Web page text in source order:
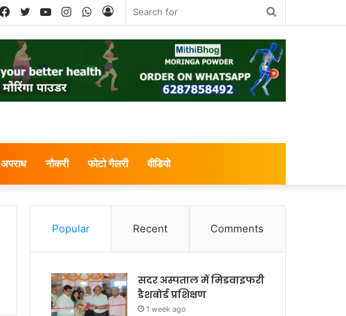
Log
WhatsApp
Instagram
YouTube
Twitter
Facebook
अपराध नौकरी फोटो गैलरी वीडियो
Popular Recent Comments
सदर अस्पताल में मिडवाइफरी
डैशबोर्ड प्रशिक्षण
1 week ago